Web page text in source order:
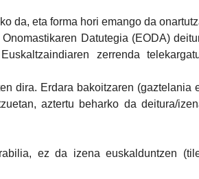
da​, eta forma hori emango da
Datutegia (EODA)​
​zerrenda
dira​. Erdara bakoitzaren (gaztelania
aztertu beharko da deitura/
ez da izena euskalduntzen